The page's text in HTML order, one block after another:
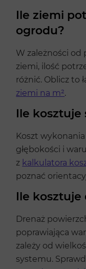
Ile ziemi
ogrodu?
W zależności
ziemi, ilość
różnić. Oblicz to
ziemi na m².
Ile kosztuje
Koszt
głębokości i
z kalkulatora
poznać
Ile kosztuje
Drenaż
poprawiająca
zależy od
systemu.